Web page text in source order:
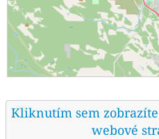
Kliknutím sem
webové